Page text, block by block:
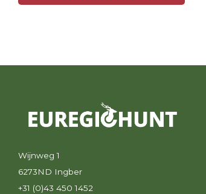
Wijnweg 1
6273ND Ingber
+31 (0)43 450 1452